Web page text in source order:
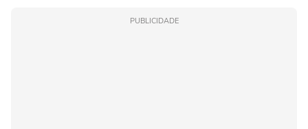
PUBLICIDADE